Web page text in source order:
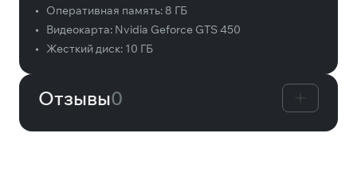
•
Оперативная память: 8 ГБ
•
Видеокарта: Nvidia Geforce GTS 450
•
Жесткий диск: 10 ГБ
Отзывы0